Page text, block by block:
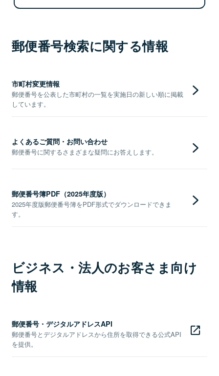
郵便番号検索に関する情報
市町村変更情報
郵便番号を公表した市町村の一覧を実施日の新しい順に掲載
しています。
よくあるご質問・お問い合わせ
郵便番号に関するさまざまな疑問にお答えします。
郵便番号簿PDF（2025年度版）
2025年度版郵便番号簿をPDF形式でダウンロードできま
す。
ビジネス・法人のお客さま向け
情報
郵便番号・デジタルアドレスAPI
郵便番号とデジタルアドレスから住所を取得できる公式API
を提供。